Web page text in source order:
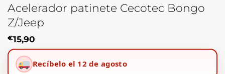
Acelerador patinete Cecotec Bongo
Z/Jeep
€15,90
Recíbelo el 12 de agosto